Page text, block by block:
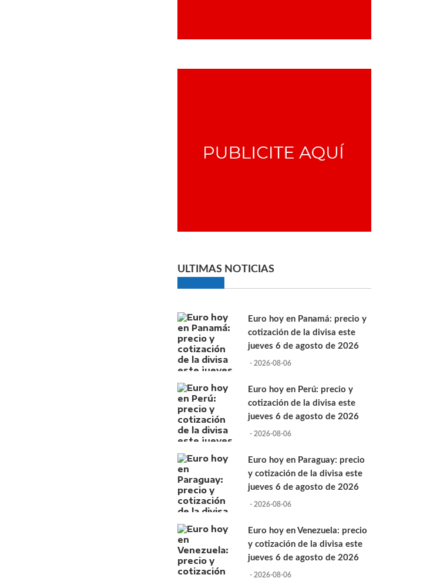
ULTIMAS NOTICIAS
Euro hoy en Panamá: precio y
cotización de la divisa este
jueves 6 de agosto de 2026
- 2026-08-06
Euro hoy en Perú: precio y
cotización de la divisa este
jueves 6 de agosto de 2026
- 2026-08-06
Euro hoy en Paraguay: precio
y cotización de la divisa este
jueves 6 de agosto de 2026
- 2026-08-06
Euro hoy en Venezuela: precio
y cotización de la divisa este
jueves 6 de agosto de 2026
- 2026-08-06